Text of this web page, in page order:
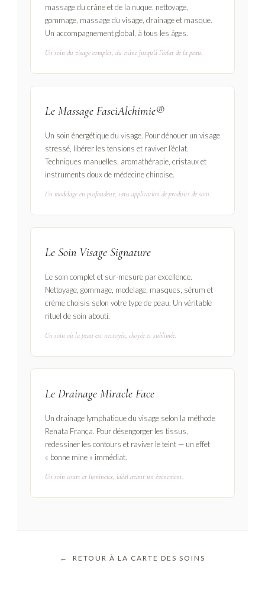
massage du crâne et de la nuque, nettoyage,
gommage, massage du visage, drainage et masque.
Un accompagnement global, à tous les âges.
Un soin du visage complet, du crâne jusqu’à l’éclat de la peau.
Le Massage FasciAlchimie®
Un soin énergétique du visage. Pour dénouer un visage
stressé, libérer les tensions et raviver l’éclat.
Techniques manuelles, aromathérapie, cristaux et
instruments doux de médecine chinoise.
Un modelage en profondeur, sans application de produits de soin.
Le Soin Visage Signature
Le soin complet et sur-mesure par excellence.
Nettoyage, gommage, modelage, masques, sérum et
crème choisis selon votre type de peau. Un véritable
rituel de soin abouti.
Un soin où la peau est nettoyée, choyée et sublimée.
Le Drainage Miracle Face
Un drainage lymphatique du visage selon la méthode
Renata França. Pour désengorger les tissus,
redessiner les contours et raviver le teint — un effet
« bonne mine » immédiat.
Un soin court et lumineux, idéal avant un événement.
← RETOUR À LA CARTE DES SOINS